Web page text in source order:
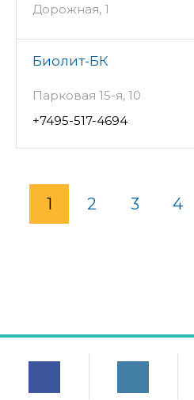
Дорожная, 1
Биолит-БК
Парковая 15-я, 10
+7495-517-4694
1 2 3 4